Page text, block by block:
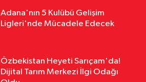
Adana'nın 5 Kulübü Gelişim
Ligleri'nde Mücadele Edecek
Özbekistan Heyeti Sarıçam'da!
Dijital Tarım Merkezi İlgi Odağı